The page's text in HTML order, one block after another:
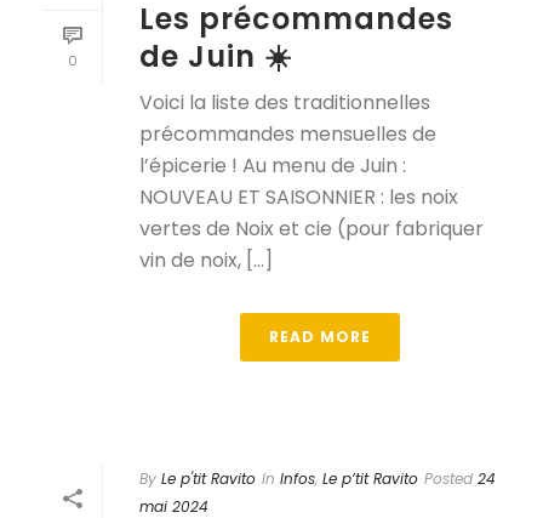
0
Les précommandes
de Juin ☀️
Voici la liste des traditionnelles
précommandes mensuelles de
l’épicerie ! Au menu de Juin :
NOUVEAU ET SAISONNIER : les noix
vertes de Noix et cie (pour fabriquer
vin de noix, [...]
READ MORE
By Le p'tit Ravito In Infos, Le p’tit Ravito Posted 24
mai 2024